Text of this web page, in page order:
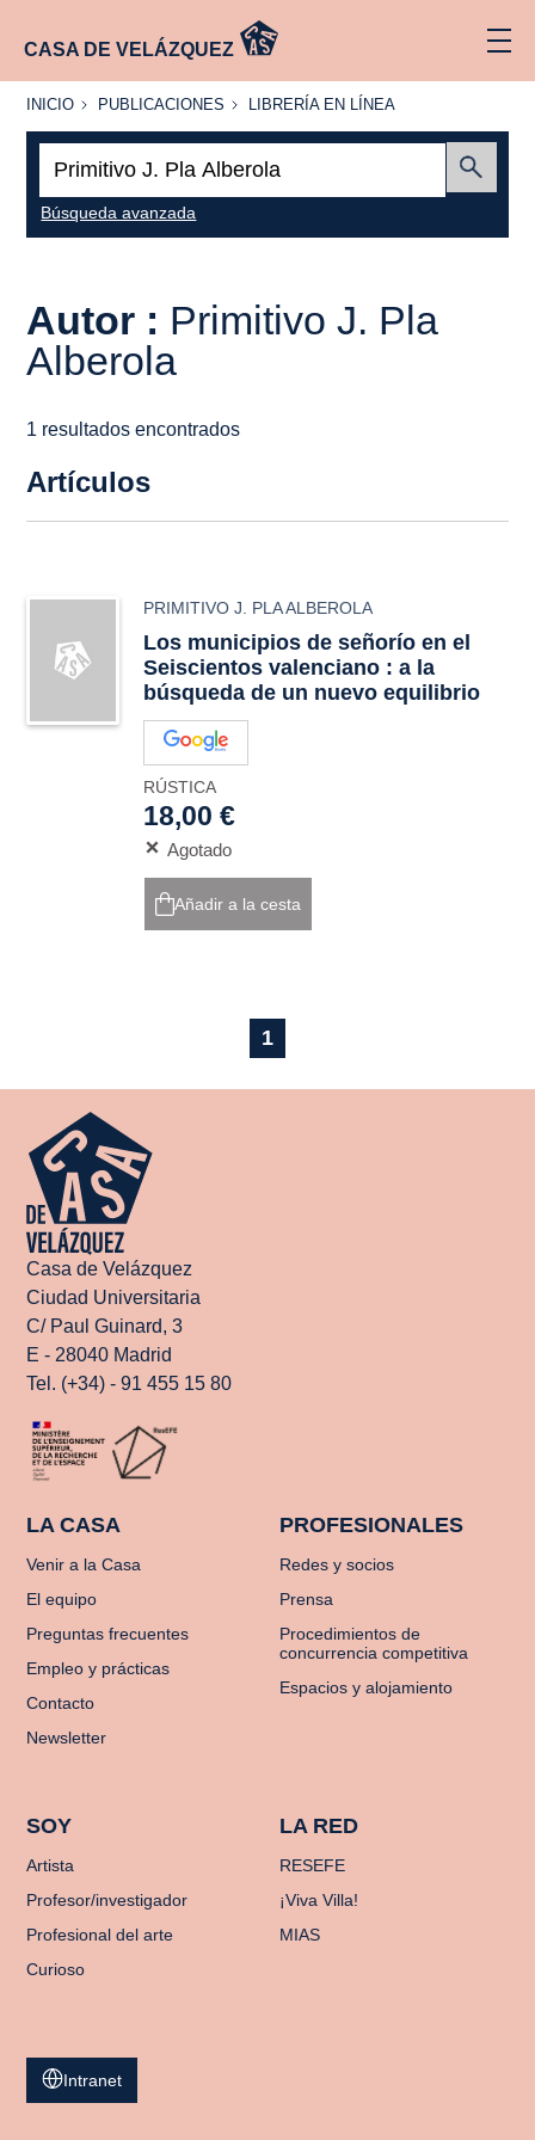
CASA DE VELÁZQUEZ
INICIO
INICIO PUBLICACIONES
PUBLICACIONES
LIBRERÍA
LÍNEA
LIBRERÍA EN LÍNEA
Búsqueda avanzada
Autor : Primitivo J. Pla
Alberola
1 resultados encontrados
Artículos
PRIMITIVO J. PLA ALBEROLA
Los municipios de señorío en el
Seiscientos valenciano : a la
búsqueda de un nuevo equilibrio
RÚSTICA
18,00 €
Agotado
Añadir a la cesta
1
Casa de Velázquez
Ciudad Universitaria
C/ Paul Guinard, 3
E - 28040 Madrid
Tel. (+34) - 91 455 15 80
LA CASA
Venir a la Casa
El equipo
Preguntas frecuentes
Empleo y prácticas
Contacto
Newsletter
PROFESIONALES
Redes y socios
Prensa
Procedimientos de
concurrencia competitiva
Espacios y alojamiento
SOY
Artista
Profesor/investigador
Profesional del arte
Curioso
LA RED
RESEFE
¡Viva Villa!
MIAS
Intranet